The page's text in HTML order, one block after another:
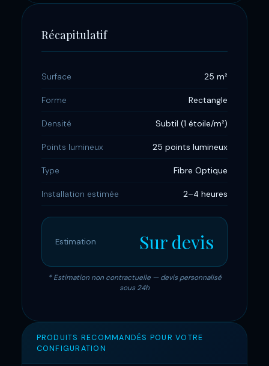
Récapitulatif
Surface 25 m²
Forme Rectangle
Densité Subtil (1 étoile/m²)
Points lumineux 25 points lumineux
Type Fibre Optique
Installation estimée 2–4 heures
Estimation Sur devis
* Estimation non contractuelle — devis personnalisé
sous 24h
PRODUITS RECOMMANDÉS POUR VOTRE
CONFIGURATION